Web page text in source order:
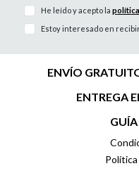
He leído y acepto la
Estoy interesado en
ENVÍO
ENTREGA